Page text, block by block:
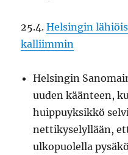
25.4.Helsingin
kalliimmin
Helsingin
uuden käänteen,
huippuyksikkö
nettikyselyllään,
ulkopuolella